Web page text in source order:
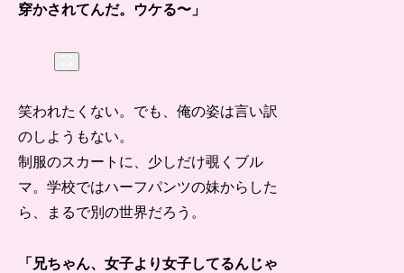
穿かされてんだ。ウケる〜」
笑われたくない。でも、俺の姿は言い訳
のしようもない。
制服のスカートに、少しだけ覗くブル
マ。学校ではハーフパンツの妹からした
ら、まるで別の世界だろう。
「兄ちゃん、女子より女子してるんじゃ